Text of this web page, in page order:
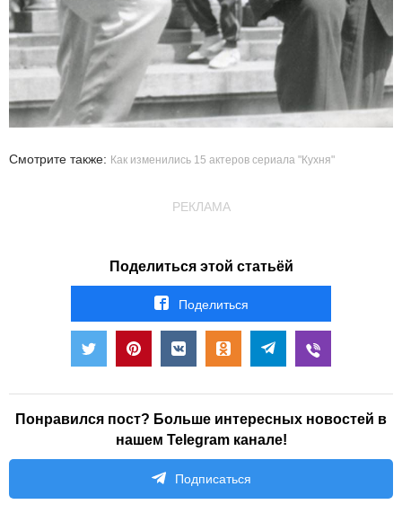
Смотрите также: Как изменились 15 актеров сериала "Кухня"
РЕКЛАМА
Поделиться этой статьёй
Поделиться
Понравился пост? Больше интересных новостей в
нашем Telegram канале!
Подписаться